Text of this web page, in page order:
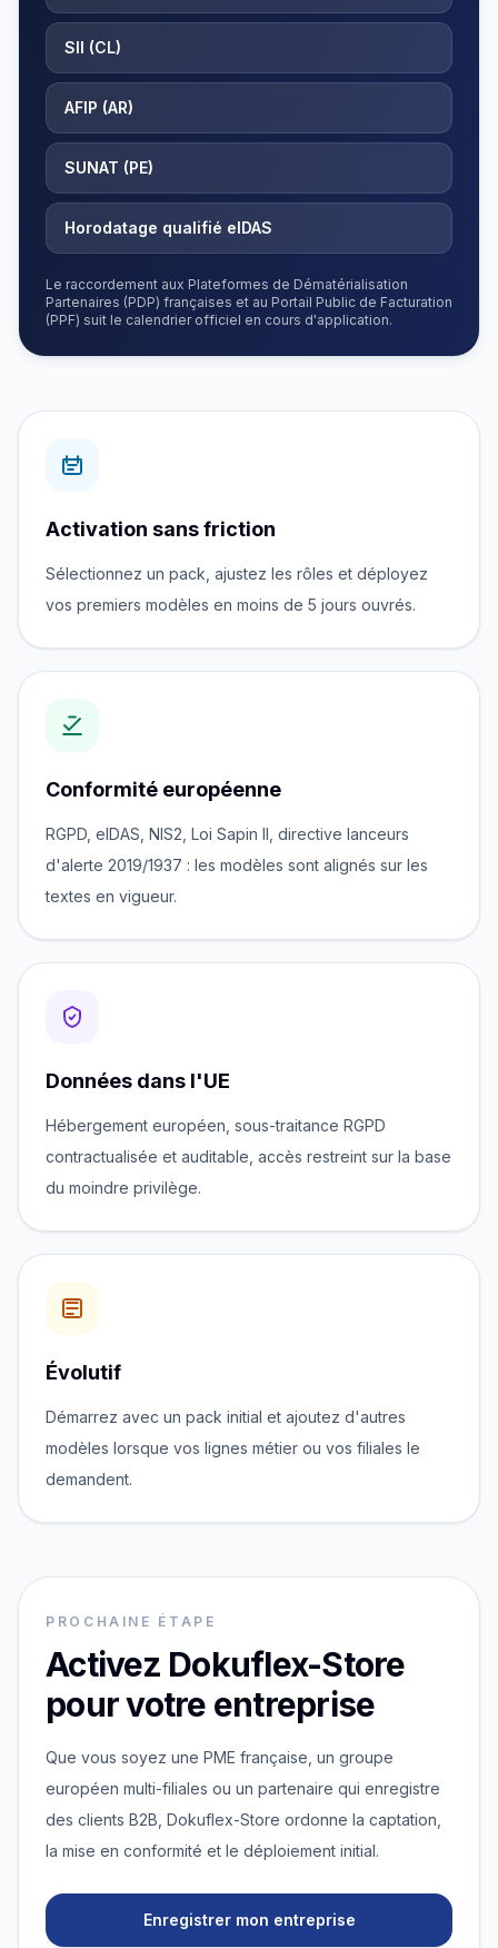
SII (CL)
AFIP (AR)
SUNAT (PE)
Horodatage qualifié eIDAS
Le raccordement aux Plateformes de Dématérialisation
Partenaires (PDP) françaises et au Portail Public de Facturation
(PPF) suit le calendrier officiel en cours d'application.
Activation sans friction
Sélectionnez un pack, ajustez les rôles et déployez
vos premiers modèles en moins de 5 jours ouvrés.
Conformité européenne
RGPD, eIDAS, NIS2, Loi Sapin II, directive lanceurs
d'alerte 2019/1937 : les modèles sont alignés sur les
textes en vigueur.
Données dans l'UE
Hébergement européen, sous-traitance RGPD
contractualisée et auditable, accès restreint sur la base
du moindre privilège.
Évolutif
Démarrez avec un pack initial et ajoutez d'autres
modèles lorsque vos lignes métier ou vos filiales le
demandent.
PROCHAINE ÉTAPE
Activez Dokuflex-Store
pour votre entreprise
Que vous soyez une PME française, un groupe
européen multi-filiales ou un partenaire qui enregistre
des clients B2B, Dokuflex-Store ordonne la captation,
la mise en conformité et le déploiement initial.
Enregistrer mon entreprise